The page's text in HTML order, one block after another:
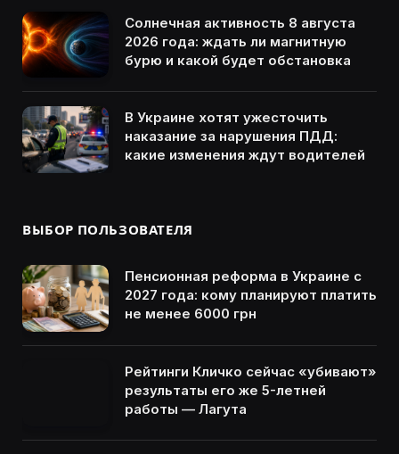
Солнечная активность 8 августа
2026 года: ждать ли магнитную
бурю и какой будет обстановка
В Украине хотят ужесточить
наказание за нарушения ПДД:
какие изменения ждут водителей
ВЫБОР ПОЛЬЗОВАТЕЛЯ
Пенсионная реформа в Украине с
2027 года: кому планируют платить
не менее 6000 грн
Рейтинги Кличко сейчас «убивают»
результаты его же 5-летней
работы — Лагута